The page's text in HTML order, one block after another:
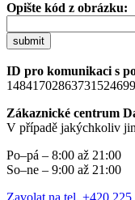
Opište kód z obrázku:
submit
ID pro komunikaci s
14841702863731524699
Zákaznické centrum
V případě jakýchkoliv
Po–pá – 8:00 až 21:00
So–ne – 9:00 až 21:00